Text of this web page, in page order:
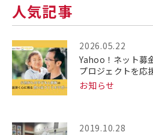
人気記事
2026.05.22
Yahoo！ネット募
プロジェクトを応
お知らせ
2019.10.28